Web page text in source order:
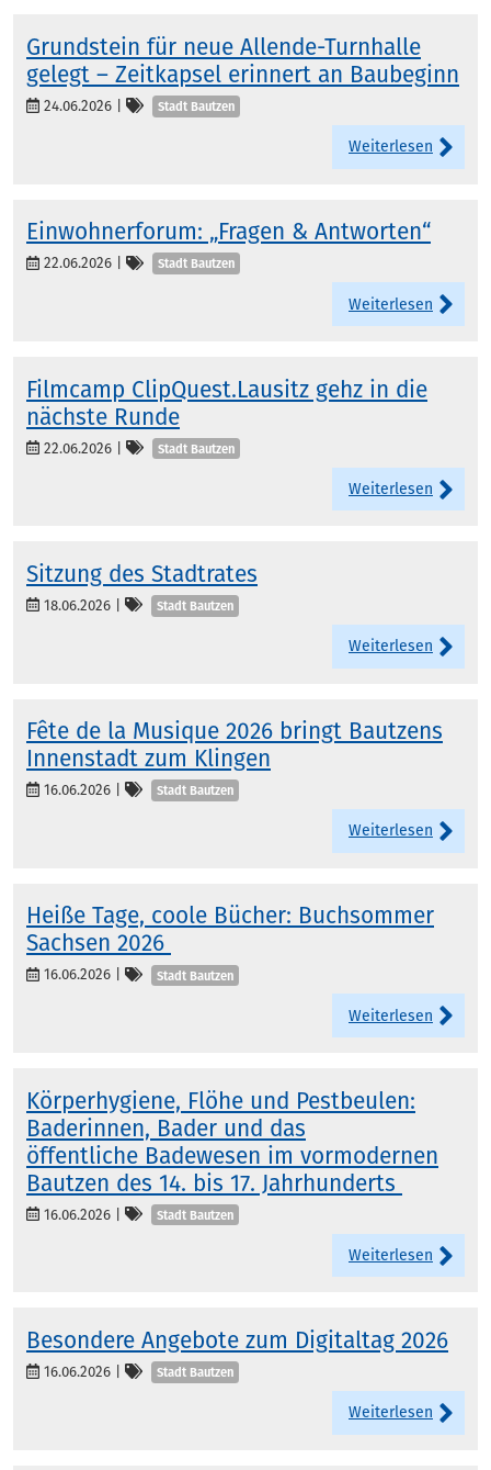
Grundstein für neue Allende-Turnhalle
gelegt – Zeitkapsel erinnert an Baubeginn
24.06.2026 Kategorien
Stadt Bautzen
Weiterlesen
Einwohnerforum: „Fragen & Antworten“
22.06.2026 Kategorien
Stadt Bautzen
Weiterlesen
Filmcamp ClipQuest.Lausitz gehz in die
nächste Runde
22.06.2026 Kategorien
Stadt Bautzen
Weiterlesen
Sitzung des Stadtrates
18.06.2026 Kategorien
Stadt Bautzen
Weiterlesen
Fête de la Musique 2026 bringt Bautzens
Innenstadt zum Klingen
16.06.2026 Kategorien
Stadt Bautzen
Weiterlesen
Heiße Tage, coole Bücher: Buchsommer
Sachsen 2026
16.06.2026 Kategorien
Stadt Bautzen
Weiterlesen
Körperhygiene, Flöhe und Pestbeulen:
Baderinnen, Bader und das
öffentliche Badewesen im vormodernen
Bautzen des 14. bis 17. Jahrhunderts
16.06.2026 Kategorien
Stadt Bautzen
Weiterlesen
Besondere Angebote zum Digitaltag 2026
16.06.2026 Kategorien
Stadt Bautzen
Weiterlesen